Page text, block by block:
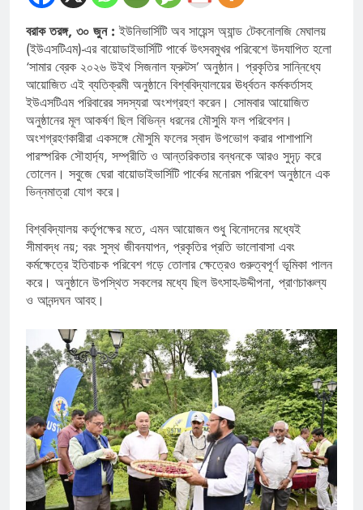
বরাক তরঙ্গ, ৩০ জুন :ইউনিভার্সিটি অব সায়েন্স অ্যান্ড টেকনোলজি মেঘালয়
(ইউএসটিএম)-এর বায়োডাইভার্সিটি পার্কে উৎসবমুখর পরিবেশে উদযাপিত হলো
‘সামার ব্রেক ২০২৬ উইথ সিজনাল ফ্রুটস’ অনুষ্ঠান। প্রকৃতির সান্নিধ্যে
আয়োজিত এই ব্যতিক্রমী অনুষ্ঠানে বিশ্ববিদ্যালয়ের ঊর্ধ্বতন কর্মকর্তাসহ
ইউএসটিএম পরিবারের সদস্যরা অংশগ্রহণ করেন। সোমবার আয়োজিত
অনুষ্ঠানের মূল আকর্ষণ ছিল বিভিন্ন ধরনের মৌসুমি ফল পরিবেশন।
অংশগ্রহণকারীরা একসঙ্গে মৌসুমি ফলের স্বাদ উপভোগ করার পাশাপাশি
পারস্পরিক সৌহার্দ্য, সম্প্রীতি ও আন্তরিকতার বন্ধনকে আরও সুদৃঢ় করে
তোলেন। সবুজে ঘেরা বায়োডাইভার্সিটি পার্কের মনোরম পরিবেশ অনুষ্ঠানে এক
ভিন্নমাত্রা যোগ করে।
বিশ্ববিদ্যালয় কর্তৃপক্ষের মতে, এমন আয়োজন শুধু বিনোদনের মধ্যেই
সীমাবদ্ধ নয়; বরং সুস্থ জীবনযাপন, প্রকৃতির প্রতি ভালোবাসা এবং
কর্মক্ষেত্রে ইতিবাচক পরিবেশ গড়ে তোলার ক্ষেত্রেও গুরুত্বপূর্ণ ভূমিকা পালন
করে। অনুষ্ঠানে উপস্থিত সকলের মধ্যে ছিল উৎসাহ-উদ্দীপনা, প্রাণচাঞ্চল্য
ও আনন্দঘন আবহ।